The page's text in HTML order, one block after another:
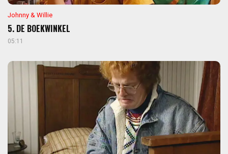
Johnny & Willie
5. DE BOEKWINKEL
05:11